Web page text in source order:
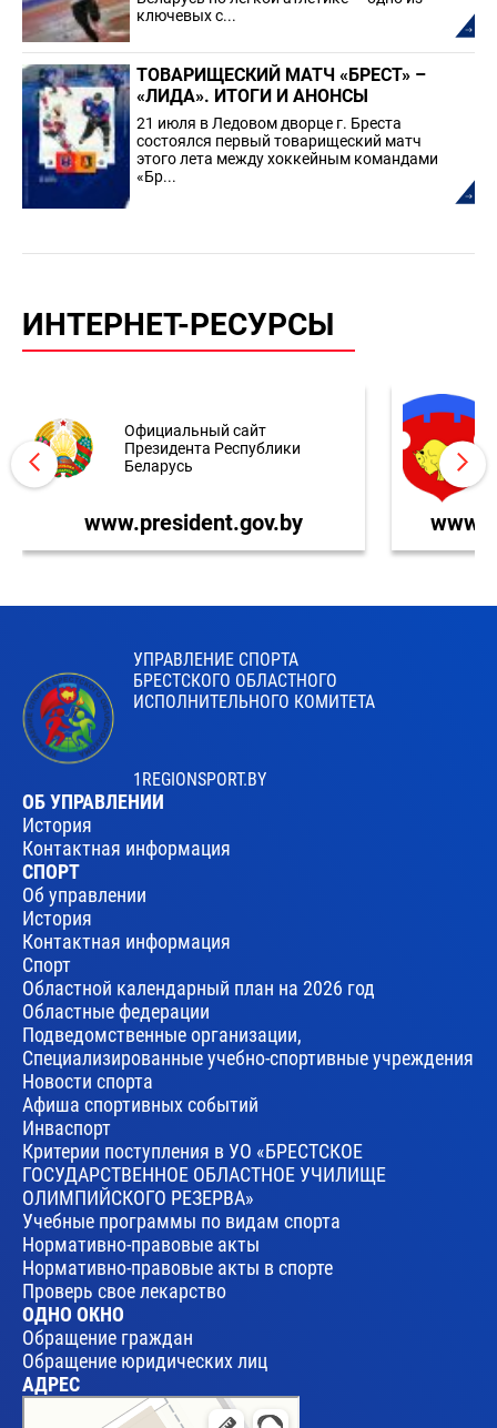
ключевых с...
ТОВАРИЩЕСКИЙ МАТЧ «БРЕСТ» –
«ЛИДА». ИТОГИ И АНОНСЫ
21 июля в Ледовом дворце г. Бреста
состоялся первый товарищеский матч
этого лета между хоккейным командами
«Бр...
ИНТЕРНЕТ-РЕСУРСЫ
Официальный сайт
Президента Республики
Беларусь
www.president.gov.by
УПРАВЛЕНИЕ СПОРТА
БРЕСТСКОГО ОБЛАСТНОГО
ИСПОЛНИТЕЛЬНОГО КОМИТЕТА
1REGIONSPORT.BY
ОБ УПРАВЛЕНИИ
История
Контактная информация
СПОРТ
Об управлении
История
Контактная информация
Спорт
Областной календарный план на 2026 год
Областные федерации
Подведомственные организации,
Специализированные учебно-спортивные учреждения
Новости спорта
Афиша спортивных событий
Инваспорт
Критерии поступления в УО «БРЕСТСКОЕ
ГОСУДАРСТВЕННОЕ ОБЛАСТНОЕ УЧИЛИЩЕ
ОЛИМПИЙСКОГО РЕЗЕРВА»
Учебные программы по видам спорта
Нормативно-правовые акты
Нормативно-правовые акты в спорте
Проверь свое лекарство
ОДНО ОКНО
Обращение граждан
Обращение юридических лиц
АДРЕС
Брест
Улица Леваневского, 17 — Яндекс Карты